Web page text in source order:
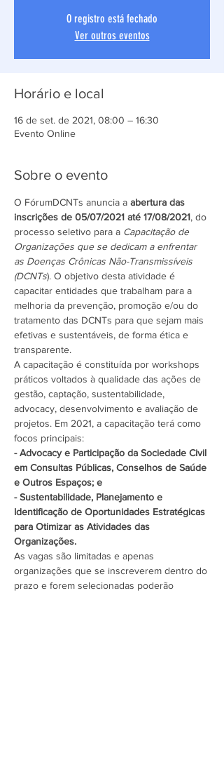
O registro está fechado
Ver outros eventos
Horário e local
16 de set. de 2021, 08:00 – 16:30
Evento Online
Sobre o evento
O FórumDCNTs anuncia a abertura das
inscrições de 05/07/2021 até 17/08/2021, do
processo seletivo para a Capacitação de
Organizações que se dedicam a enfrentar
as Doenças Crônicas Não-Transmissíveis
(DCNTs). O objetivo desta atividade é
capacitar entidades que trabalham para a
melhoria da prevenção, promoção e/ou do
tratamento das DCNTs para que sejam mais
efetivas e sustentáveis, de forma ética e
transparente.
A capacitação é constituída por workshops
práticos voltados à qualidade das ações de
gestão, captação, sustentabilidade,
advocacy, desenvolvimento e avaliação de
projetos. Em 2021, a capacitação terá como
focos principais:
- Advocacy e Participação da Sociedade Civil
em Consultas Públicas, Conselhos de Saúde
e Outros Espaços; e
- Sustentabilidade, Planejamento e
Identificação de Oportunidades Estratégicas
para Otimizar as Atividades das
Organizações.
As vagas são limitadas e apenas
organizações que se inscreverem dentro do
prazo e forem selecionadas poderão